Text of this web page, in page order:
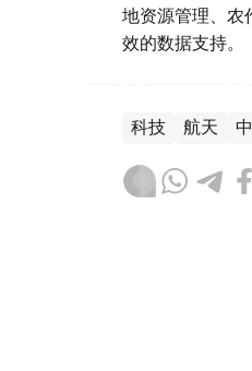
地资源管理、农
效的数据支持。
科技 航天